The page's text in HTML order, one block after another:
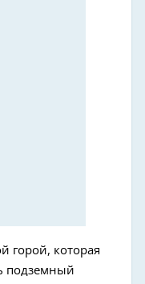
горой, которая
подземный